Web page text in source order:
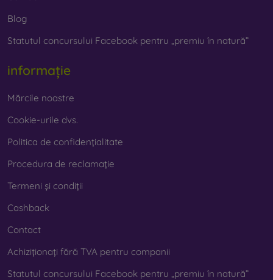
Pe magazinul nostru online
interesante pentru telefon, fabricate din diverse
materiale. Trebuie doar să o alegeți pe cea potrivită
pentru dumneavoastră.
Blog
Statutul concursului Facebook pentru „premiu în natură”
informație
Mărcile noastre
Cookie-urile dvs.
Politica de confidențialitate
Procedura de reclamație
Termeni și condiții
Cashback
Contact
Achiziționați fără TVA pentru companii
Statutul concursului Facebook pentru „premiu în natură”